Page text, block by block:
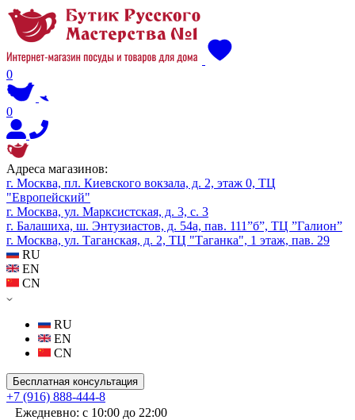
0
0
Адреса магазинов:
г. Москва, пл. Киевского вокзала, д. 2, этаж 0, ТЦ
"Европейский"
г. Москва, ул. Марксистская, д. 3, с. 3
г. Балашиха, ш. Энтузиастов, д. 54а, пав. 111”б”, ТЦ ”Галион”
г. Москва, ул. Таганская, д. 2, ТЦ "Таганка", 1 этаж, пав. 29
RU
EN
CN
RU
EN
CN
Бесплатная консультация
+7 (916) 888-444-8
Ежедневно: с 10:00 до 22:00